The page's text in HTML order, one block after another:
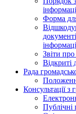
Форма
Звіти
Відкриті
Рада
Консультації з
Публічні